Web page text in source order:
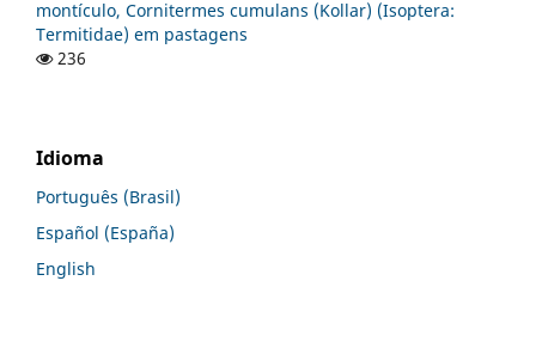
montículo, Cornitermes cumulans (Kollar) (Isoptera:
Termitidae) em pastagens
236
Idioma
Português (Brasil)
Español (España)
English